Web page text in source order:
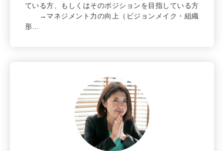
ている方、もしくはそのポジションを目指している方
→マネジメント力の向上（ビジョンメイク・組織
形…